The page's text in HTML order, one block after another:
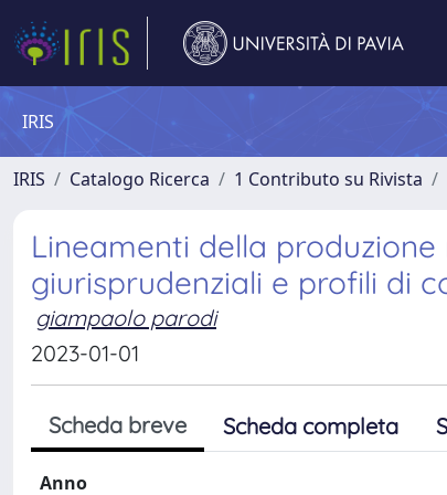
IRIS
IRIS Catalogo Ricerca 1 Contributo su Rivista
Lineamenti della
giurisprudenziali e profili di
giampaolo parodi
2023-01-01
Scheda breve Scheda completa
Anno